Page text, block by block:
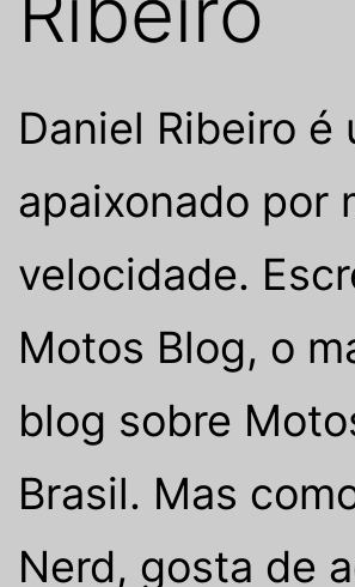
Daniel Ribeiro é
apaixonado por
velocidade.
Motos Blog, o
blog sobre
Brasil. Mas
Nerd, gosta de